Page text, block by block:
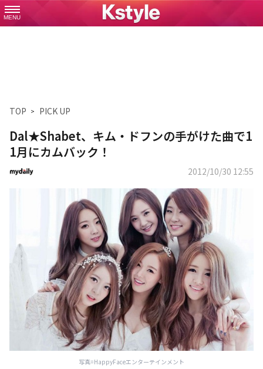
MENU
TOP PICK UP
Dal★Shabet、キム・ドフンの手がけた曲で1
1月にカムバック！
2012/10/30 12:55
写真=HappyFaceエンターテインメント